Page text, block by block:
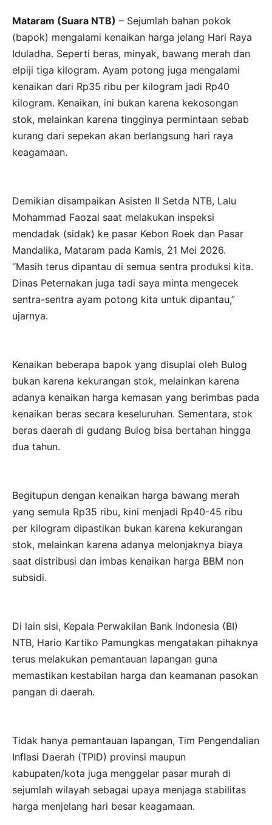
Mataram (Suara NTB) – Sejumlah bahan pokok
(bapok) mengalami kenaikan harga jelang Hari Raya
Iduladha. Seperti beras, minyak, bawang merah dan
elpiji tiga kilogram. Ayam potong juga mengalami
kenaikan dari Rp35 ribu per kilogram jadi Rp40
kilogram. Kenaikan, ini bukan karena kekosongan
stok, melainkan karena tingginya permintaan sebab
kurang dari sepekan akan berlangsung hari raya
keagamaan.
Demikian disampaikan Asisten II Setda NTB, Lalu
Mohammad Faozal saat melakukan inspeksi
mendadak (sidak) ke pasar Kebon Roek dan Pasar
Mandalika, Mataram pada Kamis, 21 Mei 2026.
“Masih terus dipantau di semua sentra produksi kita.
Dinas Peternakan juga tadi saya minta mengecek
sentra-sentra ayam potong kita untuk dipantau,”
ujarnya.
Kenaikan beberapa bapok yang disuplai oleh Bulog
bukan karena kekurangan stok, melainkan karena
adanya kenaikan harga kemasan yang berimbas pada
kenaikan beras secara keseluruhan. Sementara, stok
beras daerah di gudang Bulog bisa bertahan hingga
dua tahun.
Begitupun dengan kenaikan harga bawang merah
yang semula Rp35 ribu, kini menjadi Rp40-45 ribu
per kilogram dipastikan bukan karena kekurangan
stok, melainkan karena adanya melonjaknya biaya
saat distribusi dan imbas kenaikan harga BBM non
subsidi.
Di lain sisi, Kepala Perwakilan Bank Indonesia (BI)
NTB, Hario Kartiko Pamungkas mengatakan pihaknya
terus melakukan pemantauan lapangan guna
memastikan kestabilan harga dan keamanan pasokan
pangan di daerah.
Tidak hanya pemantauan lapangan, Tim Pengendalian
Inflasi Daerah (TPID) provinsi maupun
kabupaten/kota juga menggelar pasar murah di
sejumlah wilayah sebagai upaya menjaga stabilitas
harga menjelang hari besar keagamaan.